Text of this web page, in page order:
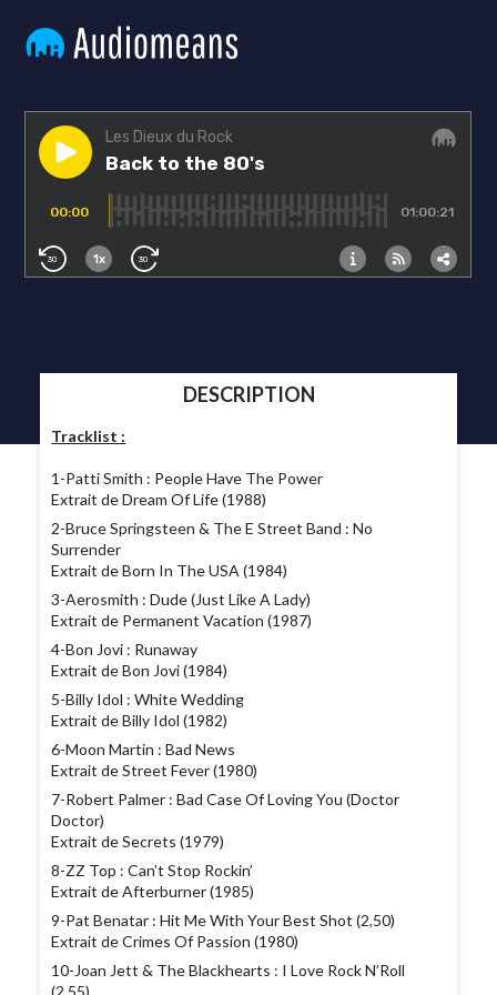
DESCRIPTION
Tracklist :
1-Patti Smith : People Have The Power
Extrait de Dream Of Life (1988)
2-Bruce Springsteen & The E Street Band : No
Surrender
Extrait de Born In The USA (1984)
3-Aerosmith : Dude (Just Like A Lady)
Extrait de Permanent Vacation (1987)
4-Bon Jovi : Runaway
Extrait de Bon Jovi (1984)
5-Billy Idol : White Wedding
Extrait de Billy Idol (1982)
6-Moon Martin : Bad News
Extrait de Street Fever (1980)
7-Robert Palmer : Bad Case Of Loving You (Doctor
Doctor)
Extrait de Secrets (1979)
8-ZZ Top : Can’t Stop Rockin’
Extrait de Afterburner (1985)
9-Pat Benatar : Hit Me With Your Best Shot (2,50)
Extrait de Crimes Of Passion (1980)
10-Joan Jett & The Blackhearts : I Love Rock N’Roll